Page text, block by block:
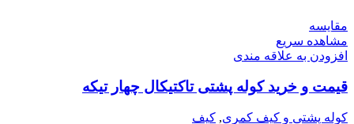
مقایسه
مشاهده سریع
افزودن به علاقه مندی
قیمت و خرید کوله پشتی تاکتیکال چهار تیکه
کوله پشتی و کیف کمری, کیف